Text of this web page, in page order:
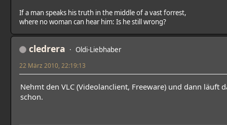
If a man speaks his truth in the middle of a vast forrest,
where no woman can hear him: Is he still wrong?
cledrera Oldi-Liebhaber
22 März 2010, 22:19:13
Nehmt den VLC (Videolanclient, Freeware) und dann läuft
schon.